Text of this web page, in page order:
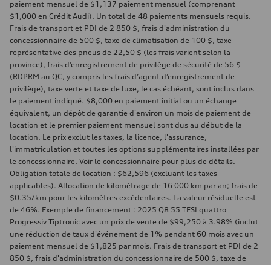
paiement mensuel de $1,137 paiement mensuel (comprenant
$1,000 en Crédit Audi). Un total de 48 paiements mensuels requis.
Frais de transport et PDI de 2 850 $, frais d'administration du
concessionnaire de 500 $, taxe de climatisation de 100 $, taxe
représentative des pneus de 22,50 $ (les frais varient selon la
province), frais d’enregistrement de privilège de sécurité de 56 $
(RDPRM au QC, y compris les frais d’agent d’enregistrement de
privilège), taxe verte et taxe de luxe, le cas échéant, sont inclus dans
le paiement indiqué. $8,000 en paiement initial ou un échange
équivalent, un dépôt de garantie d'environ un mois de paiement de
location et le premier paiement mensuel sont dus au début de la
location. Le prix exclut les taxes, la licence, l'assurance,
l'immatriculation et toutes les options supplémentaires installées par
le concessionnaire. Voir le concessionnaire pour plus de détails.
Obligation totale de location : $62,596 (excluant les taxes
applicables). Allocation de kilométrage de 16 000 km par an; frais de
$0.35/km pour les kilomètres excédentaires. La valeur résiduelle est
de 46%. Exemple de financement : 2025 Q8 55 TFSI quattro
Progressiv Tiptronic avec un prix de vente de $99,250 à 3.98% (inclut
une réduction de taux d'événement de 1% pendant 60 mois avec un
paiement mensuel de $1,825 par mois. Frais de transport et PDI de 2
850 $, frais d'administration du concessionnaire de 500 $, taxe de